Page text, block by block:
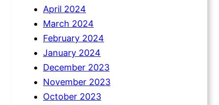
April 2024
March 2024
February 2024
January 2024
December 2023
November 2023
October 2023